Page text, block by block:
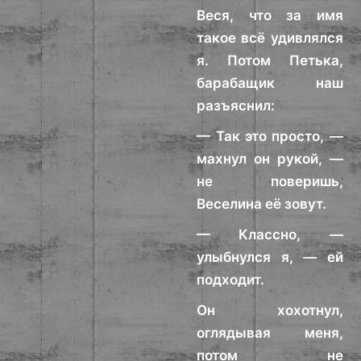
Веся, что за имя
такое всё удивлялся
я. Потом Петька,
барабащик наш
разъяснил:
— Так это просто, —
махнул он рукой, —
не поверишь,
Веселина её зовут.
— Классно, —
улыбнулся я, — ей
подходит.
Он хохотнул,
оглядывая меня,
потом не